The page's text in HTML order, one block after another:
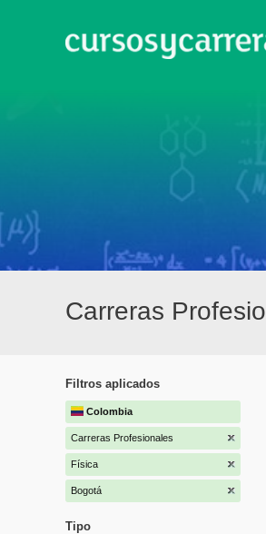
Carreras
Filtros aplicados
Colombia
Carreras Profesionales
Física
Bogotá
Tipo